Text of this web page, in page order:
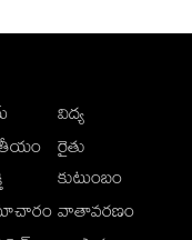
విద్య
రైతు
కుటుంబం
వాతావరణం